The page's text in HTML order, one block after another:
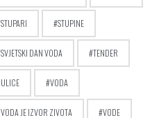
STUPARI STUPINE
SVJETSKI DAN VODA TENDER
ULICE VODA
VODA JE IZVOR ZIVOTA VODE